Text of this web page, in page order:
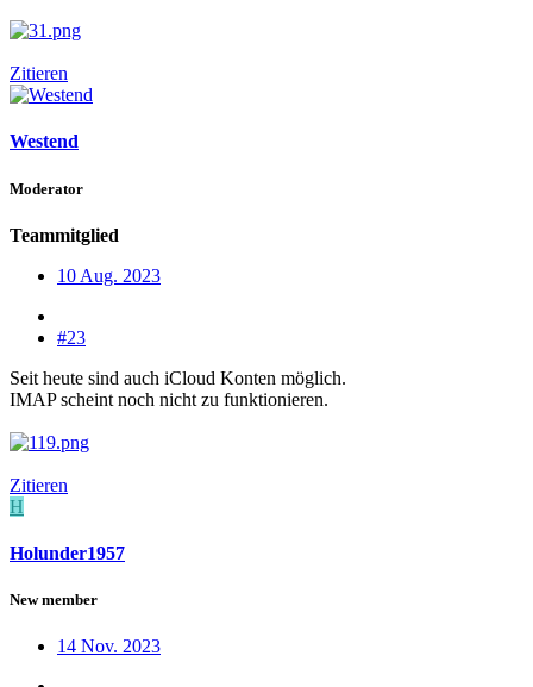
Zitieren
Westend
Moderator
Teammitglied
10 Aug. 2023
#23
Seit heute sind auch iCloud Konten möglich.
IMAP scheint noch nicht zu funktionieren.
Zitieren
H
Holunder1957
New member
14 Nov. 2023